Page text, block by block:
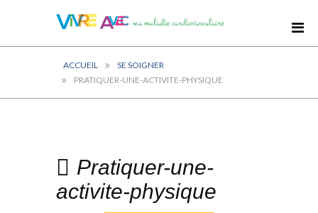
ACCUEIL
SE SOIGNER
PRATIQUER-UNE-ACTIVITE-PHYSIQUE
Pratiquer-une-
activite-physique